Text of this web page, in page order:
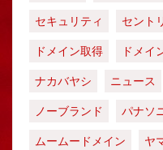
セキュリティ
セント
ドメイン取得
ドメイ
ナカバヤシ
ニュース
ノーブランド
パナソ
ムームードメイン
ヤ